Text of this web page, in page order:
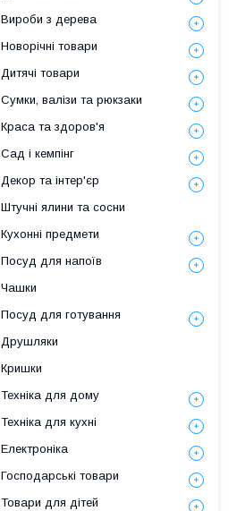
Вироби з дерева
Новорічні товари
Дитячі товари
Сумки, валізи та рюкзаки
Краса та здоров'я
Сад і кемпінг
Декор та інтер'єр
Штучні ялини та сосни
Кухонні предмети
Посуд для напоїв
Чашки
Посуд для готування
Друшляки
Кришки
Техніка для дому
Техніка для кухні
Електроніка
Господарські товари
Товари для дітей